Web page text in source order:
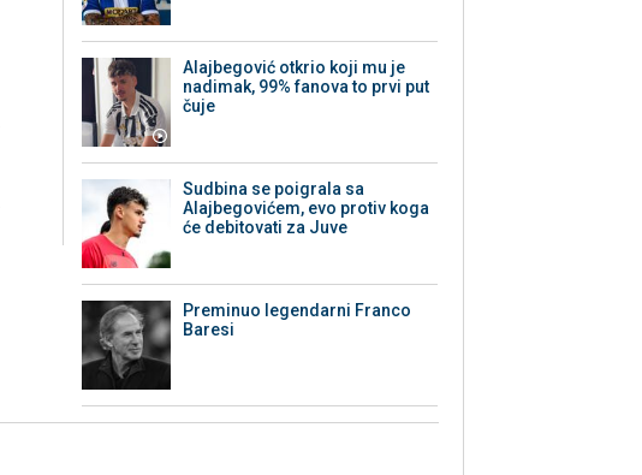
Alajbegović otkrio koji mu je
nadimak, 99% fanova to prvi put
čuje
Sudbina se poigrala sa
Alajbegovićem, evo protiv koga
će debitovati za Juve
Preminuo legendarni Franco
Baresi